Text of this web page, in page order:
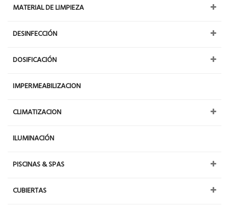
MATERIAL DE LIMPIEZA
DESINFECCIÓN
DOSIFICACIÓN
IMPERMEABILIZACION
CLIMATIZACION
ILUMINACIÓN
PISCINAS & SPAS
CUBIERTAS